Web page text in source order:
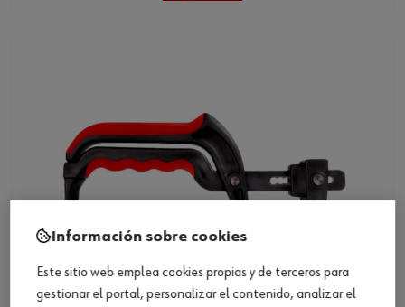
Información sobre cookies
Este sitio web emplea cookies propias y de terceros para
gestionar el portal, personalizar el contenido, analizar el